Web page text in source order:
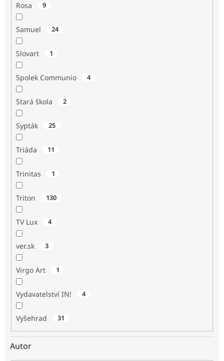
Rosa 9
Samuel 24
Slovart 1
Spolek Communio 4
Stará škola 2
Sypták 25
Triáda 11
Trinitas 1
Triton 130
TV Lux 4
ver.sk 3
Virgo Art 1
Vydavatelství IN! 4
Vyšehrad 31
Autor